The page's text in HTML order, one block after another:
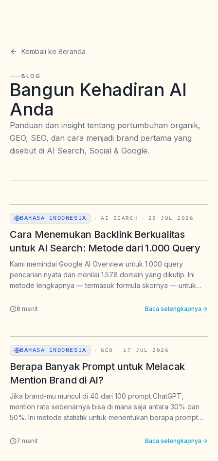
Kembali ke Beranda
BLOG
Bangun Kehadiran AI
Anda
Panduan dan insight tentang pertumbuhan organik,
GEO, SEO, dan cara menjadi brand pertama yang
disebut di AI Search, Social & Google.
BAHASA INDONESIA · AI SEARCH · 28 JUL 2026
Cara Menemukan Backlink Berkualitas
untuk AI Search: Metode dari 1.000 Query
Kami memindai Google AI Overview untuk 1.000 query
pencarian nyata dan menilai 1.578 domain yang dikutip. Ini
metode lengkapnya — termasuk formula skornya — untuk
search.
8 menit Baca selengkapnya
BAHASA INDONESIA · GEO · 17 JUL 2026
Berapa Banyak Prompt untuk Melacak
Mention Brand di AI?
Jika brand-mu muncul di 40 dari 100 prompt ChatGPT,
mention rate sebenarnya bisa di mana saja antara 30% dan
50%. Ini metode statistik untuk menentukan berapa prompt
dengan benchmark tiga industri.
7 menit Baca selengkapnya